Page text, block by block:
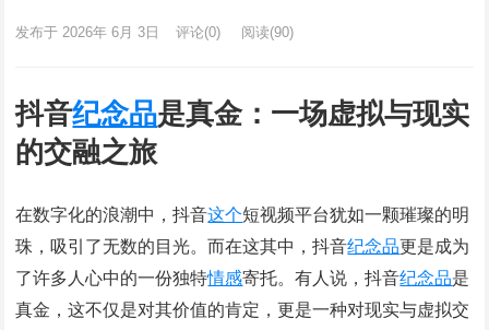
发布于 2026年 6月 3日 评论(0) 阅读(90)
抖音纪念品是真金：一场虚拟与现实
的交融之旅
在数字化的浪潮中，抖音这个短视频平台犹如一颗璀璨的明
珠，吸引了无数的目光。而在这其中，抖音纪念品更是成为
了许多人心中的一份独特情感寄托。有人说，抖音纪念品是
真金，这不仅是对其价值的肯定，更是一种对现实与虚拟交